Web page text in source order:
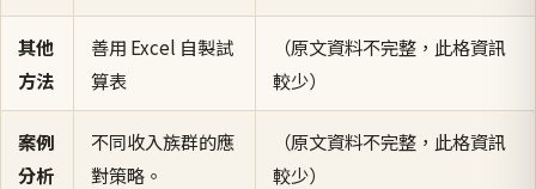
其他
方法
善用 Excel 自製試
算表
（原文資料不完整，此格資訊
較少）
案例
分析
不同收入族群的應
對策略。
（原文資料不完整，此格資訊
較少）